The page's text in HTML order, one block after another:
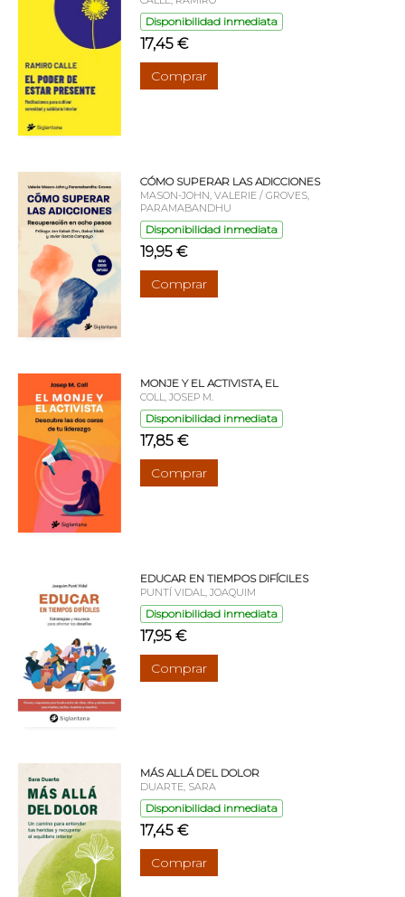
Disponibilidad inmediata
17,45 €
Comprar
CÓMO SUPERAR LAS ADICCIONES
MASON-JOHN, VALERIE / GROVES,
PARAMABANDHU
Disponibilidad inmediata
19,95 €
Comprar
MONJE Y EL ACTIVISTA, EL
COLL, JOSEP M.
Disponibilidad inmediata
17,85 €
Comprar
EDUCAR EN TIEMPOS DIFÍCILES
PUNTÍ VIDAL, JOAQUIM
Disponibilidad inmediata
17,95 €
Comprar
MÁS ALLÁ DEL DOLOR
DUARTE, SARA
Disponibilidad inmediata
17,45 €
Comprar